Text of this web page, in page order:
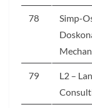
78
Simp-
79
L2 –